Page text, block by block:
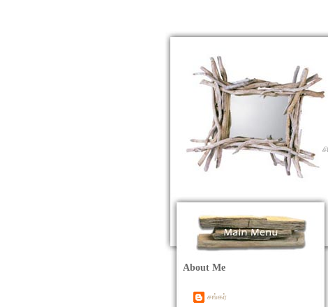
About Me
சங்கர்